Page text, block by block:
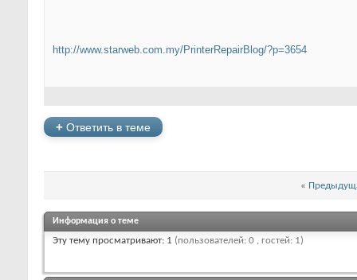
http://www.starweb.com.my/PrinterRepairBlog/?p=3654
+ Ответить в теме
«
Информация о теме
Эту тему просматривают: 1 (пользователей: 0 , гостей: 1)